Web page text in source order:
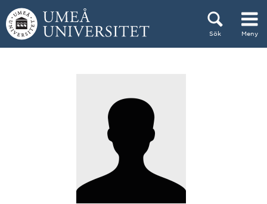
Hoppa direkt till innehållet
Sök Meny